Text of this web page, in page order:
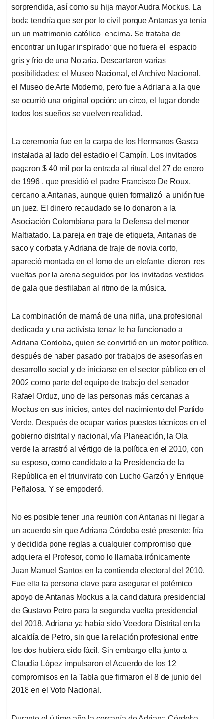
sorprendida, así como su hija mayor Audra Mockus. La
boda tendría que ser por lo civil porque Antanas ya tenia
un un matrimonio católico encima. Se trataba de
encontrar un lugar inspirador que no fuera el espacio
gris y frío de una Notaria. Descartaron varias
posibilidades: el Museo Nacional, el Archivo Nacional,
el Museo de Arte Moderno, pero fue a Adriana a la que
se ocurrió una original opción: un circo, el lugar donde
todos los sueños se vuelven realidad.
La ceremonia fue en la carpa de los Hermanos Gasca
instalada al lado del estadio el Campín. Los invitados
pagaron $ 40 mil por la entrada al ritual del 27 de enero
de 1996 , que presidió el padre Francisco De Roux,
cercano a Antanas, aunque quien formalizó la unión fue
un juez. El dinero recaudado se lo donaron a la
Asociación Colombiana para la Defensa del menor
Maltratado. La pareja en traje de etiqueta, Antanas de
saco y corbata y Adriana de traje de novia corto,
apareció montada en el lomo de un elefante; dieron tres
vueltas por la arena seguidos por los invitados vestidos
de gala que desfilaban al ritmo de la música.
La combinación de mamá de una niña, una profesional
dedicada y una activista tenaz le ha funcionado a
Adriana Cordoba, quien se convirtió en un motor político,
después de haber pasado por trabajos de asesorías en
desarrollo social y de iniciarse en el sector público en el
2002 como parte del equipo de trabajo del senador
Rafael Orduz, uno de las personas más cercanas a
Mockus en sus inicios, antes del nacimiento del Partido
Verde. Después de ocupar varios puestos técnicos en el
gobierno distrital y nacional, vía Planeación, la Ola
verde la arrastró al vértigo de la política en el 2010, con
su esposo, como candidato a la Presidencia de la
República en el triunvirato con Lucho Garzón y Enrique
Peñalosa. Y se empoderó.
No es posible tener una reunión con Antanas ni llegar a
un acuerdo sin que Adriana Córdoba esté presente; fría
y decidida pone reglas a cualquier compromiso que
adquiera el Profesor, como lo llamaba irónicamente
Juan Manuel Santos en la contienda electoral del 2010.
Fue ella la persona clave para asegurar el polémico
apoyo de Antanas Mockus a la candidatura presidencial
de Gustavo Petro para la segunda vuelta presidencial
del 2018. Adriana ya había sido Veedora Distrital en la
alcaldía de Petro, sin que la relación profesional entre
los dos hubiera sido fácil. Sin embargo ella junto a
Claudia López impulsaron el Acuerdo de los 12
compromisos en la Tabla que firmaron el 8 de junio del
2018 en el Voto Nacional.